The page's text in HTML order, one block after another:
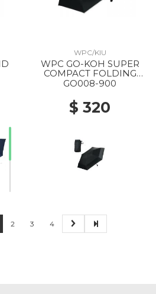
WPC/KIU
WPC GO-KOH SUPER
COMPACT FOLDING
PARASOL 900 BLACK
GO008-900
$ 320
2 3 4